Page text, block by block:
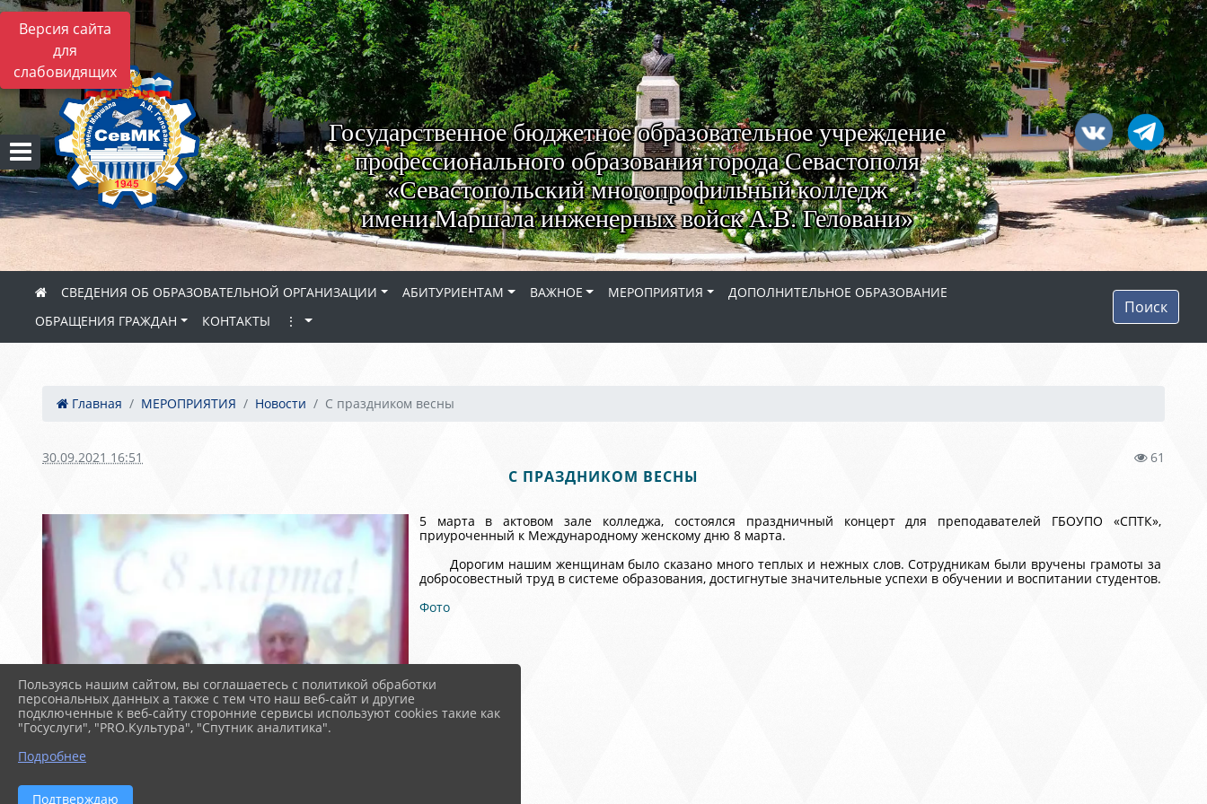
Версия сайта
для
слабовидящих
Государственное бюджетное образовательное учреждение
профессионального образования города Севастополя
«Севастопольский многопрофильный колледж
имени Маршала инженерных войск А.В. Геловани»
СВЕДЕНИЯ ОБ ОБРАЗОВАТЕЛЬНОЙ ОРГАНИЗАЦИИ АБИТУРИЕНТАМ ВАЖНОЕ МЕРОПРИЯТИЯ
ДОПОЛНИТЕЛЬНОЕ ОБРАЗОВАНИЕ
ОБРАЩЕНИЯ ГРАЖДАН
КОНТАКТЫ ⋮
Поиск
Главная МЕРОПРИЯТИЯ Новости С праздником весны
30.09.2021 16:51 61
С ПРАЗДНИКОМ ВЕСНЫ
5 марта в актовом зале колледжа, состоялся праздничный концерт для преподавателей ГБОУПО «СПТК»,
приуроченный к Международному женскому дню 8 марта.
Дорогим нашим женщинам было сказано много теплых и нежных слов. Сотрудникам были вручены грамоты за
добросовестный труд в системе образования, достигнутые значительные успехи в обучении и воспитании студентов.
Фото
Пользуясь нашим сайтом, вы соглашаетесь с политикой обработки
персональных данных а также с тем что наш веб-сайт и другие
подключенные к веб-сайту сторонние сервисы используют cookies такие как
"Госуслуги", "PRO.Культура", "Спутник аналитика".
Подробнее
Подтверждаю